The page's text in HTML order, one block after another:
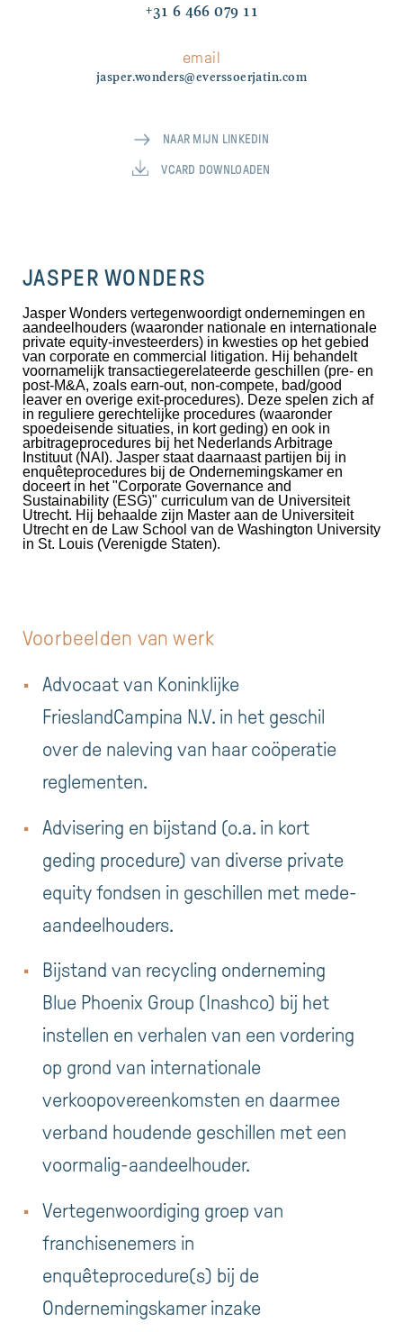
JASPER WONDERS
Jasper Wonders vertegenwoordigt ondernemingen en
aandeelhouders (waaronder nationale en internationale
private equity-investeerders) in kwesties op het gebied
van corporate en commercial litigation. Hij behandelt
voornamelijk transactiegerelateerde geschillen (pre- en
post-M&A, zoals earn-out, non-compete, bad/good
leaver en overige exit-procedures). Deze spelen zich af
in reguliere gerechtelijke procedures (waaronder
spoedeisende situaties, in kort geding) en ook in
arbitrageprocedures bij het Nederlands Arbitrage
Instituut (NAI). Jasper staat daarnaast partijen bij in
enquêteprocedures bij de Ondernemingskamer en
doceert in het "Corporate Governance and
Sustainability (ESG)" curriculum van de Universiteit
Utrecht. Hij behaalde zijn Master aan de Universiteit
Utrecht en de Law School van de Washington University
in St. Louis (Verenigde Staten).
Voorbeelden van werk
Advocaat van Koninklijke
FrieslandCampina N.V. in het geschil
over de naleving van haar coöperatie
reglementen.
Advisering en bijstand (o.a. in kort
geding procedure) van diverse private
equity fondsen in geschillen met mede-
aandeelhouders.
Bijstand van recycling onderneming
Blue Phoenix Group (Inashco) bij het
instellen en verhalen van een vordering
op grond van internationale
verkoopovereenkomsten en daarmee
verband houdende geschillen met een
voormalig-aandeelhouder.
Vertegenwoordiging groep van
franchisenemers in
enquêteprocedure(s) bij de
Ondernemingskamer inzake
+31 6 466 079 11
email
jasper.wonders@everssoerjatin.com
NAAR MIJN LINKEDIN
VCARD DOWNLOADEN